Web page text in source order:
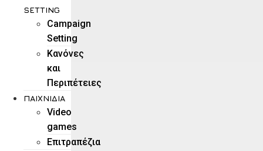
SETTING
Campaign
Setting
Kανόνες
και
Περιπέτειες
ΠΑΙΧΝΊΔΙΑ
Video
games
Επιτραπέζια